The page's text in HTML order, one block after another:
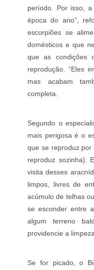
período. Por isso,
época do ano”,
escorpiões se
domésticos e que
que as condições
reprodução. “Eles
mas acabam
completa.
Segundo o
mais perigosa é o
que se reproduz
reproduz sozinha).
visita desses
limpos, livres de
acúmulo de telhas
se esconder entre
algum terreno
providencie a
Se for picado, o